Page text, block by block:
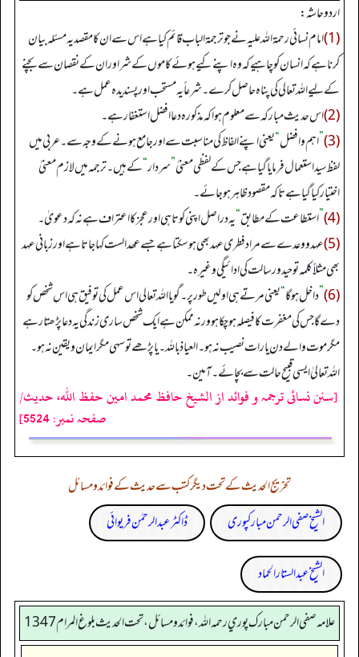
اردو حاشہ:
(1) امام نسائی رحمۃ اللہ علیہ نے جو ترجمۃ الباب قائم کیا ہے اس سے ان کا مقصد یہ مسئلہ بیان
کرنا ہے کہ انسان کو چاہیے کہ وہ اپنے کیے ہوئے کاموں کے شر اوران کےنقصان سے بچنے
کے لیے اللہ تعالی کی پناہ حاصل کرے۔ شرعاً یہ مستحب اورپسندیدہ عمل ہے۔
(2) اس حدیث مبارکہ سے معلوم ہوا کہ مذکورہ دعا افضل استغفار ہے۔
(3)
”اہم وافضل“یعنی اپنے الفاظ کی مناسبت سے اورجامع ہونے کے وجہ سے۔ عربی میں
لفظ سید استعمال فرمایا گیا ہے جس کے لفظی معنیٰ”سردار“کے ہیں۔ ترجمہ میں لازم معنیٰ
اختیار کیا گیا ہے تاکہ مقصود ظاہر ہو جائے۔
(4)
”استطاعت کےمطابق“یہ دراصل اپنی کوتاہی اورعجز کا اعتراف ہے نہ کہ دعویٰ۔
(5) عہد ووعدے سے مراد فطری عہد بھی ہوسکتا ہے جسے عھد الست کہا جاتا ہے اورزبانی عہد
بھی مثلاً کلمہ توحید ورسالت کی ادائیگی وغیرہ۔
(6)
”داخل ہوگا“یعنی مرتے ہی اولیں طور پر۔ گویا اللہ تعالی اس عمل کی توفیق ہی اس شخص کو
دے گا جس کی مغفرت کا فیصلہ ہوچکا ہو ورنہ ممکن ہے ایک شخص ساری زندگی یہ دعا پڑھتا رہے
مگر موت والے دن یا رات نصیب نہ ہو۔ العیاذ باللہ۔ یا پڑھے توسہی مگر ایمان ویقین نہ ہو۔
اللہ تعالیٰ ایسی قبیح حالت سے بچائے۔ آمین۔
[سنن نسائی ترجمہ و فوائد از الشیخ حافظ محمد امین حفظ اللہ، حدیث/
صفحہ نمبر: 5524]
تخریج الحدیث کے تحت دیگر کتب سے حدیث کے فوائد و مسائل
الشیخ صفی الرحمن مبارکپوری
ڈاکٹر عبدالرحمٰن فریوائی
الشیخ عبدالستار الحماد
علامه صفي الرحمن مبارك پوري رحمه الله، فوائد و مسائل، تحت الحديث بلوغ المرام 1347